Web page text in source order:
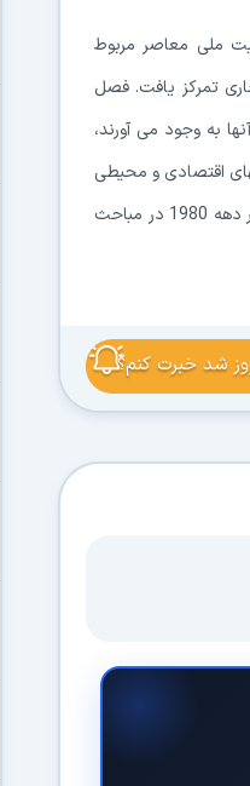
ملى معاصر مربوط
تمرکز یافت. فصل
به وجود مى‏ آورند،
اقتصادى و محیطى
در خلال دهه 1970، مفهوم امنیت به ندرت به غیر از پالیسى (سیاست) منافع بازیگران خاصى اشاره مى‏کرد و تا اواخر دهه 1980 در مباحث
شد خبرت کنم؟